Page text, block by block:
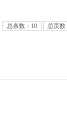
总条数：10 总页数